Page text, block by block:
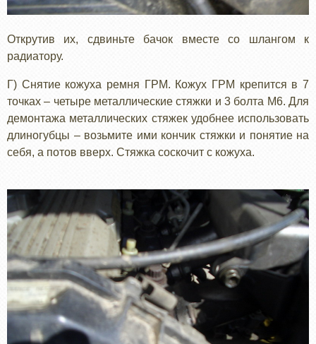
Открутив их, сдвиньте бачок вместе со шлангом к
радиатору.
Г) Снятие кожуха ремня ГРМ. Кожух ГРМ крепится в 7
точках – четыре металлические стяжки и 3 болта М6. Для
демонтажа металлических стяжек удобнее использовать
длиногубцы – возьмите ими кончик стяжки и понятие на
себя, а потов вверх. Стяжка соскочит с кожуха.